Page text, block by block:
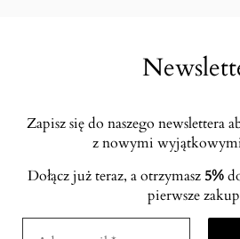
Zapisz się do naszego newslettera
z nowymi
Dołącz już teraz, a otrzymasz 5%
pierwsze